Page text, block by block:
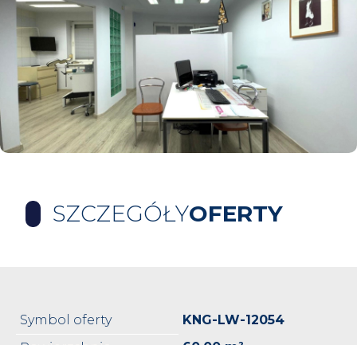
SZCZEGÓŁYOFERTY
Symbol oferty
KNG-LW-12054